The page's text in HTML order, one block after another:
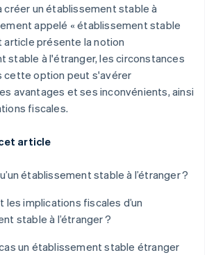
créer un établissement stable à
appelé « établissement stable
article présente la notion
stable à l'étranger, les circonstances
cette option peut s'avérer
avantages et ses inconvénients, ainsi
fiscales.
article
établissement stable à l’étranger ?
les implications fiscales d’un
stable à l’étranger ?
un établissement stable étranger